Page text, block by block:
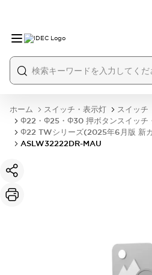
ホーム スイッチ・表示灯
スイッチ
Φ22・Φ25・Φ30 押ボタンスイッチ
Φ22 TWシリーズ(2025年6月版 新
ASLW32222DR-MAU